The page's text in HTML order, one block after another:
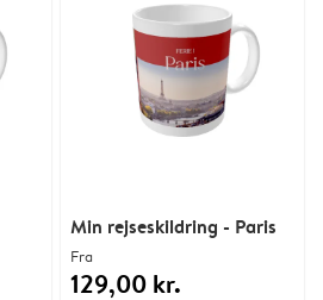
Min rejseskildring - Paris
Fra
129,00 kr.